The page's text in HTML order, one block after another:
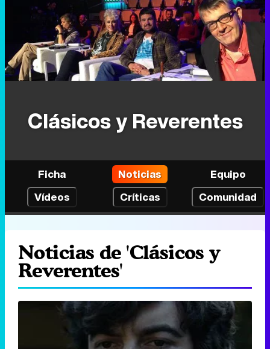
Clásicos y Reverentes
Ficha Noticias
Equipo
Vídeos
Críticas Comunidad
Noticias de 'Clásicos y
Reverentes'